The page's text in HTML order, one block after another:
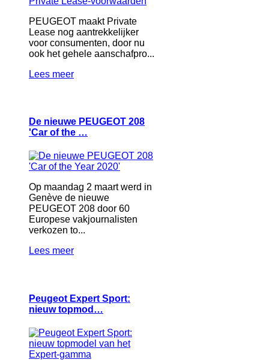
PEUGEOT maakt Private
Lease nog aantrekkelijker
voor consumenten, door nu
ook het gehele aanschafpro...
Lees meer
De nieuwe PEUGEOT 208
'Car of the …
Op maandag 2 maart werd in
Genève de nieuwe
PEUGEOT 208 door 60
Europese vakjournalisten
verkozen to...
Lees meer
Peugeot Expert Sport:
nieuw topmod…